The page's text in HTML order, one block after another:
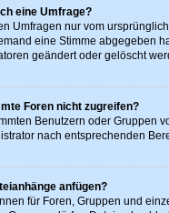
eine Umfrage?
Umfragen nur vom
eine Stimme abgegeben
geändert oder gelöscht
Foren nicht zugreifen?
Benutzern oder Gruppen
nach entsprechenden
anfügen?
für Foren, Gruppen und